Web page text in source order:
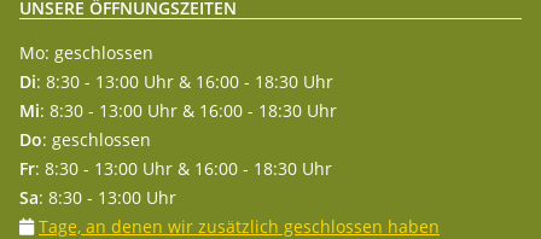
UNSERE ÖFFNUNGSZEITEN
Mo: geschlossen
Di: 8:30 - 13:00 Uhr & 16:00 - 18:30 Uhr
Mi: 8:30 - 13:00 Uhr & 16:00 - 18:30 Uhr
Do: geschlossen
Fr: 8:30 - 13:00 Uhr & 16:00 - 18:30 Uhr
Sa: 8:30 - 13:00 Uhr
Tage, an denen wir zusätzlich geschlossen haben